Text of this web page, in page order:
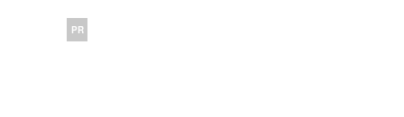
PR